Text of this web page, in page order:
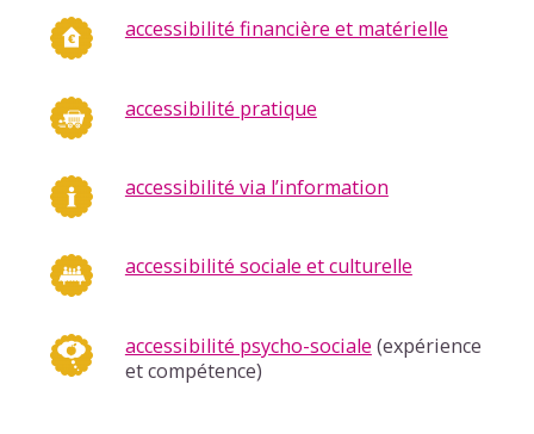
accessibilité financière et matérielle
accessibilité pratique
accessibilité via l’information
accessibilité sociale et culturelle
accessibilité psycho-sociale (expérience
et compétence)